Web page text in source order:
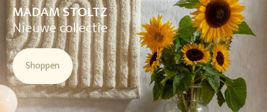
MADAM STOLTZ
Nieuwe collectie
Shoppen